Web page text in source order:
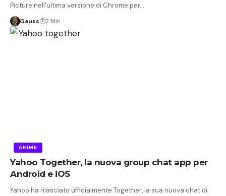
Picture nell'ultima versione di Chrome per…
Gauss 2 Min
ANIME
Yahoo Together, la nuova group chat app per
Android e iOS
Yahoo ha rilasciato ufficialmente Together, la sua nuova chat di